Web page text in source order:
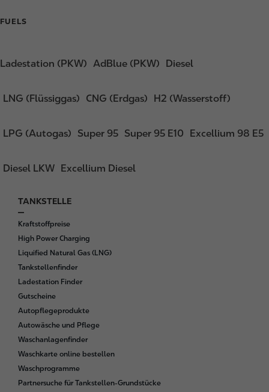
FUELS
Ladestation (PKW) AdBlue (PKW) Diesel
LNG (Flüssiggas) CNG (Erdgas) H2 (Wasserstoff)
LPG (Autogas) Super 95 Super 95 E10 Excellium 98 E5
Diesel LKW Excellium Diesel
F
o
o
t
e
r
TANKSTELLE
Kraftstoffpreise
High Power Charging
Liquified Natural Gas (LNG)
Tankstellenfinder
Ladestation Finder
Gutscheine
Autopflegeprodukte
Autowäsche und Pflege
Waschanlagenfinder
Waschkarte online bestellen
Waschprogramme
Partnersuche für Tankstellen-Grundstücke